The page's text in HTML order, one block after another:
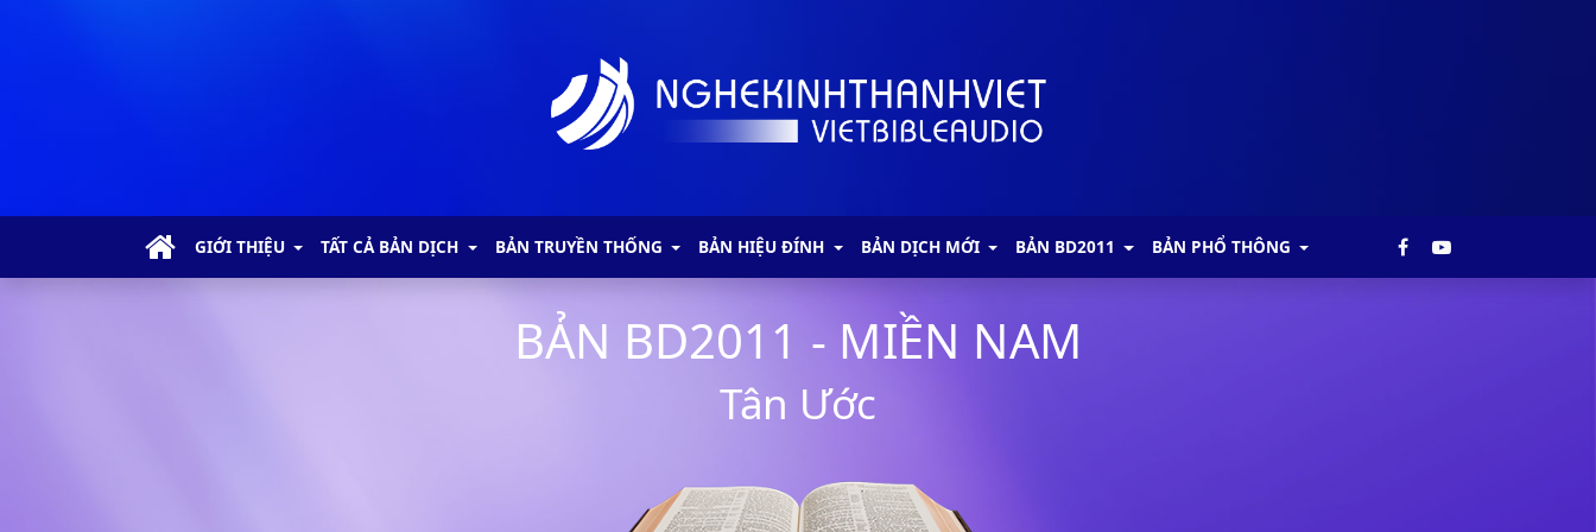
GIỚI THIỆU TẤT CẢ BẢN DỊCH BẢN TRUYỀN THỐNG BẢN HIỆU ĐÍNH BẢN DỊCH MỚI BẢN BD2011 BẢN PHỔ THÔNG
BẢN BD2011 - MIỀN NAM
Tân Ước